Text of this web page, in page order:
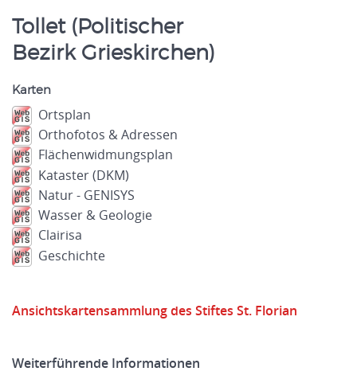
Tollet (Politischer
Bezirk Grieskirchen)
Karten
Ortsplan
Orthofotos & Adressen
Flächenwidmungsplan
Kataster (DKM)
Natur - GENISYS
Wasser & Geologie
Clairisa
Geschichte
Ansichtskartensammlung des Stiftes St. Florian
Weiterführende Informationen